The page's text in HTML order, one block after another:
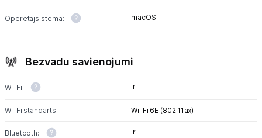
Operētājsistēma: macOS
Bezvadu savienojumi
Wi-Fi: Ir
Wi-Fi standarts: Wi-Fi 6E (802.11ax)
Bluetooth: Ir